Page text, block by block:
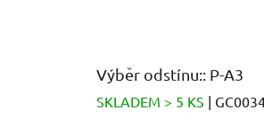
Výběr odstínu:: P-A3
SKLADEM > 5 KS |